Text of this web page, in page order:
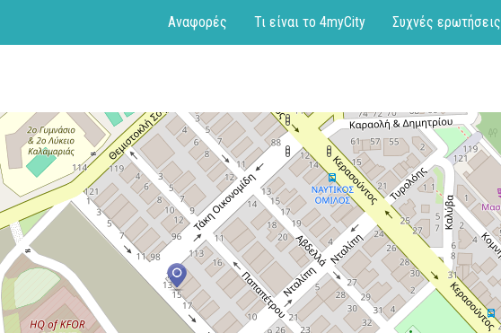
Αναφορές Τι είναι το 4myCity Συχνές ερωτήσεις